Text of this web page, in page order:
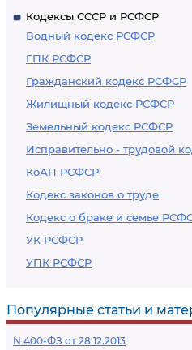
Кодексы СССР и РСФСР
Водный кодекс РСФСР
ГПК РСФСР
Гражданский кодекс РСФСР
Жилищный кодекс РСФСР
Земельный кодекс РСФСР
Исправительно - трудовой
КоАП РСФСР
Кодекс законов о труде
Кодекс о браке и семье
УК РСФСР
УПК РСФСР
Популярные статьи и
N 400-ФЗ от 28.12.2013